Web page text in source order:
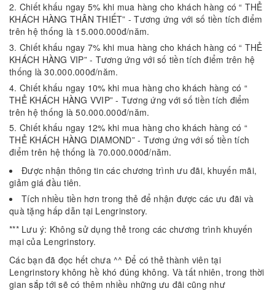
Chiết khấu ngay 5% khi mua hàng cho khách hàng có “ THẺ
KHÁCH HÀNG THÂN THIẾT” - Tương ứng với số tiền tích điểm
trên hệ thống là 15.000.000đ/năm.
Chiết khấu ngay 7% khi mua hàng cho khách hàng có “ THẺ
KHÁCH HÀNG VIP” - Tương ứng với số tiền tích điểm trên hệ
thống là 30.000.000đ/năm.
Chiết khấu ngay 10% khi mua hàng cho khách hàng có “
THẺ KHÁCH HÀNG VVIP” - Tương ứng với số tiền tích điểm
trên hệ thống là 50.000.000đ/năm.
Chiết khấu ngay 12% khi mua hàng cho khách hàng có “
THẺ KHÁCH HÀNG DIAMOND” - Tương ứng với số tiền tích
điểm trên hệ thống là 70.000.000đ/năm.
Được nhận thông tin các chương trình ưu đãi, khuyến mãi,
giảm giá đầu tiên.
Tích nhiều tiền hơn trong thẻ để nhận được các ưu đãi và
quà tặng hấp dẫn tại Lengrinstory.
*** Lưu ý: Không sử dụng thẻ trong các chương trình khuyến
mại của Lengrinstory.
Các bạn đã đọc hết chưa ^^ Để có thẻ thành viên tại
Lengrinstory không hề khó đúng không. Và tất nhiên, trong thời
gian sắp tới sẽ có thêm nhiều những ưu đãi cũng như